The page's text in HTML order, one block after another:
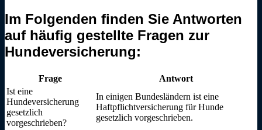
Im Folgenden finden Sie Antworten
auf häufig gestellte Fragen zur
Hundeversicherung:
Frage
Antwort
Ist eine
Hundeversicherung
gesetzlich
vorgeschrieben?
In einigen Bundesländern ist eine
Haftpflichtversicherung für Hunde
gesetzlich vorgeschrieben.